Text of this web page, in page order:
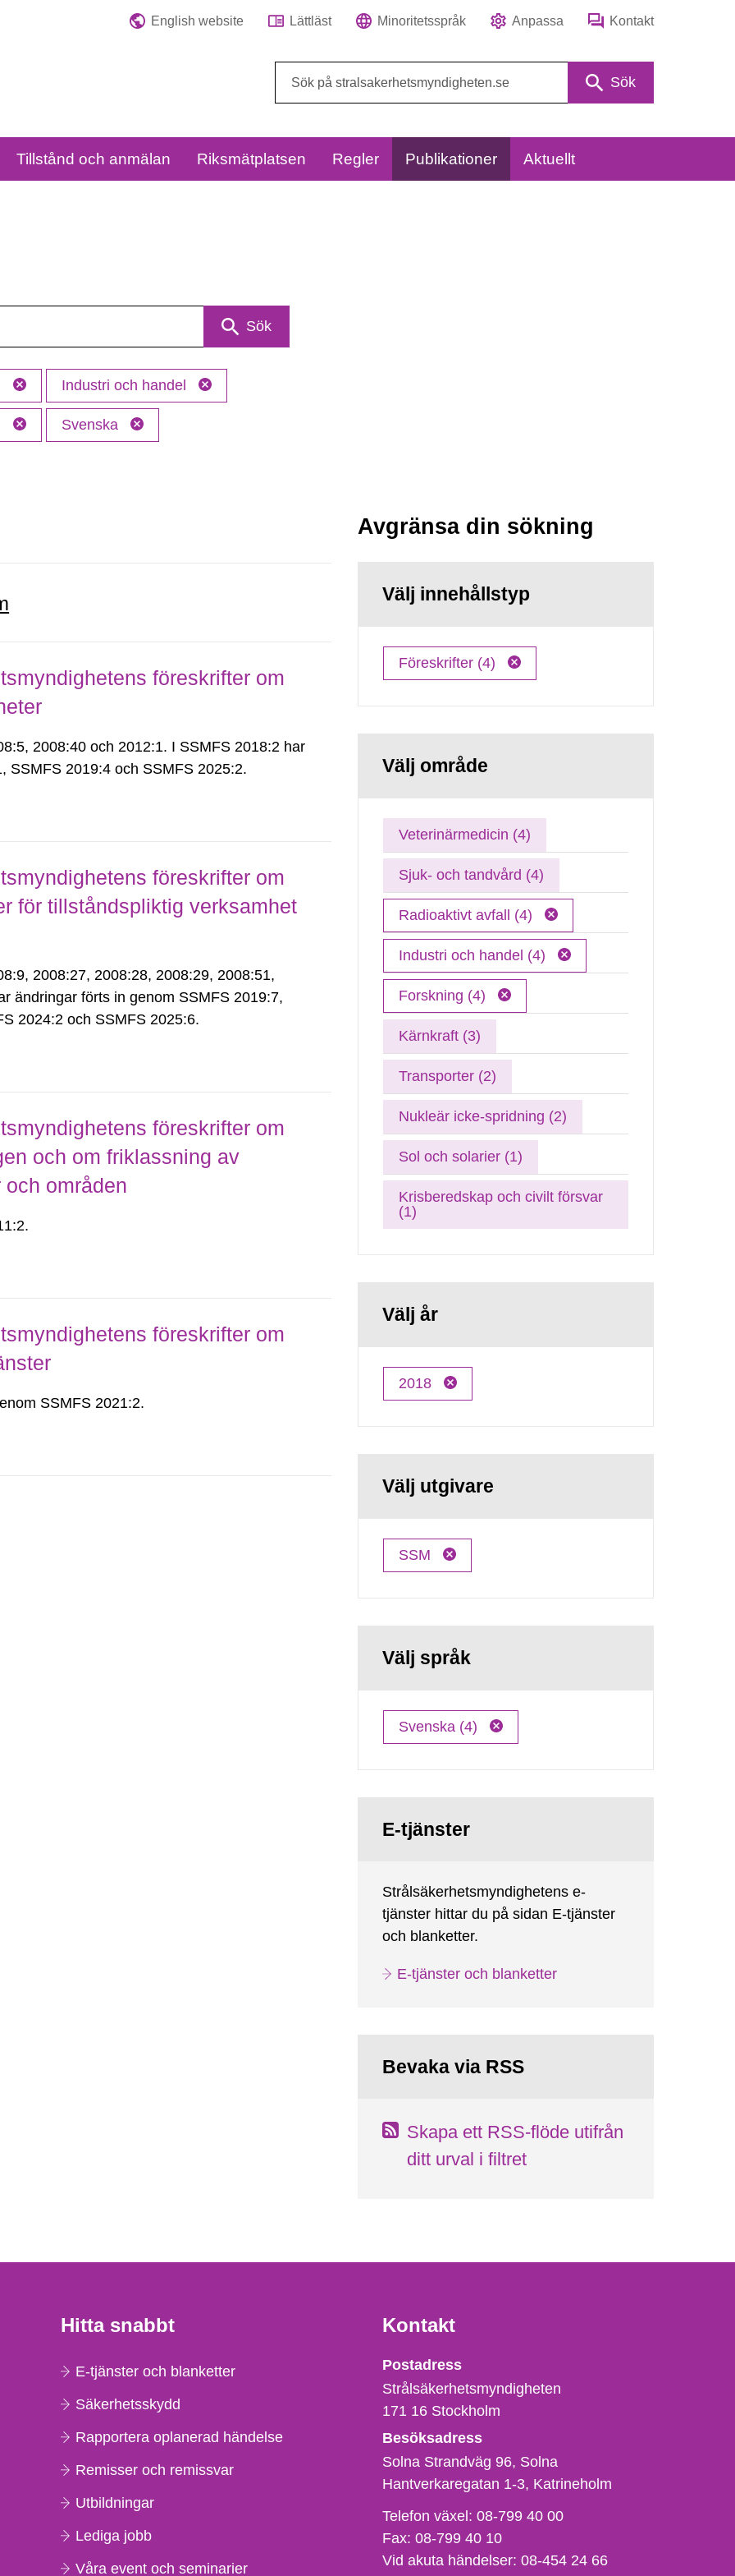
English website Lättläst Minoritetsspråk Anpassa Kontakt
Sök
Tillstånd och anmälan Riksmätplatsen Regler Publikationer Aktuellt
Sök
Industri och handel
Svenska
föreskrifter om
2008:40 och 2012:1. I SSMFS 2018:2 har
SSMFS 2019:4 och SSMFS 2025:2.
föreskrifter om
för tillståndspliktig verksamhet
2008:27, 2008:28, 2008:29, 2008:51,
ändringar förts in genom SSMFS 2019:7,
2024:2 och SSMFS 2025:6.
föreskrifter om
och om friklassning av
områden
föreskrifter om
SSMFS 2021:2.
Avgränsa din sökning
Välj innehållstyp
Föreskrifter (4)
Välj område
Veterinärmedicin (4)
Sjuk- och tandvård (4)
Radioaktivt avfall (4)
Industri och handel (4)
Forskning (4)
Kärnkraft (3)
Transporter (2)
Nukleär icke-spridning (2)
Sol och solarier (1)
Krisberedskap och civilt försvar
(1)
Välj år
2018
Välj utgivare
SSM
Välj språk
Svenska (4)
E-tjänster
Strålsäkerhetsmyndighetens e-
tjänster hittar du på sidan E-tjänster
och blanketter.
E-tjänster och blanketter
Bevaka via RSS
Skapa ett RSS-flöde utifrån
ditt urval i filtret
Hitta snabbt
E-tjänster och blanketter
Säkerhetsskydd
Rapportera oplanerad händelse
Remisser och remissvar
Utbildningar
Lediga jobb
Våra event och seminarier
Kontakt
Strålsäkerhetsmyndigheten
Postadress
Strålsäkerhetsmyndigheten
171 16 Stockholm
Besöksadress
Solna Strandväg 96, Solna
Hantverkaregatan 1-3 Katrineholm
Telefon,
fax
och
Telefon växel:08-799 40 00
Fax:08-799 40 10
Vid akuta händelser:08-454 24 66